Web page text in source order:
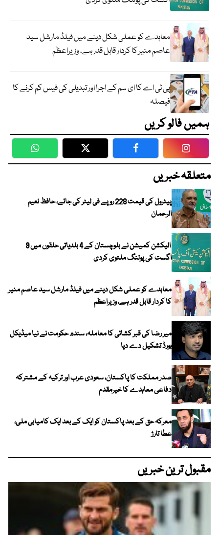
معاہدے کو عملی شکل دینے میں فیلڈ مارشل سید
عاصم منیر کا کردار قابل قدر ہے، وزیراعظم
پی ٹی اے کا ای سم کے اجرا اور تبدیلی کی فیس کم کرنے کا
فیصلہ
ہمیں فالو کریں
WhatsApp Twitter Facebook
متعلقہ خبریں
پیٹرول کی قیمت 228 روپے فی لیٹر کی جائے، حافظ نعیم
الرحمان
الیکشن کمیشن نے بلوچستان کے 4 بلدیاتی حلقوں میں 9
اگست کی پولنگ ملتوی کردی
معاہدے کو عملی شکل دینے میں فیلڈ مارشل سید عاصم منیر
کا کردار قابل قدر ہے، وزیراعظم
میر رضا کی قبر کشائی کا معاملہ، سندھ حکومت نے نیا میڈیکل
بورڈ تشکیل دے دیا
صدر مملکت کا پاکستان، سعودی عرب اور ترکیہ کے مشترکہ
دفاعی معاہدے کا خیرمقدم
معرکہ حق کے بعد پاکستان کو ایک کے بعد ایک کامیابی ملی،
عطا تارڑ
مقبول ترین خبریں